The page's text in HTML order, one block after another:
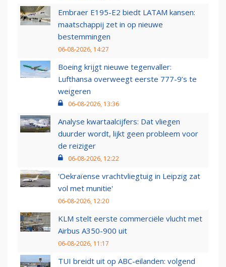
Embraer E195-E2 biedt LATAM kansen:
maatschappij zet in op nieuwe
bestemmingen
06-08-2026, 14:27
Boeing krijgt nieuwe tegenvaller:
Lufthansa overweegt eerste 777-9’s te
weigeren
06-08-2026, 13:36
Analyse kwartaalcijfers: Dat vliegen
duurder wordt, lijkt geen probleem voor
de reiziger
06-08-2026, 12:22
'Oekraïense vrachtvliegtuig in Leipzig zat
vol met munitie'
06-08-2026, 12:20
KLM stelt eerste commerciële vlucht met
Airbus A350-900 uit
06-08-2026, 11:17
TUI breidt uit op ABC-eilanden: volgend